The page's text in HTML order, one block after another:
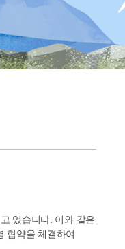
있습니다. 이와 같은
협약을 체결하여